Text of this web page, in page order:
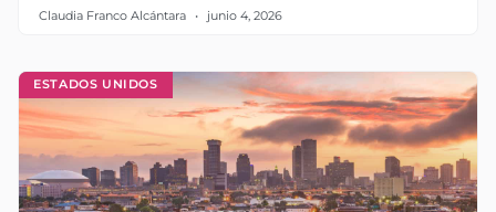
Claudia Franco Alcántara junio 4, 2026
ESTADOS UNIDOS